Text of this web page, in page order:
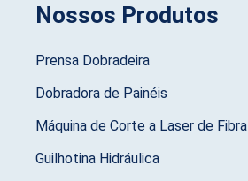
Nossos Produtos
Prensa Dobradeira
Dobradora de Painéis
Máquina de Corte a Laser de Fibra
Guilhotina Hidráulica